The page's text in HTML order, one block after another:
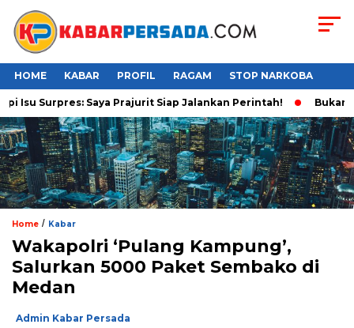
HOME KABAR PROFIL RAGAM STOP NARKOBA
Surpres: Saya Prajurit Siap Jalankan Perintah! Bukan
Home / Kabar
Wakapolri ‘Pulang Kampung’,
Salurkan 5000 Paket Sembako di
Medan
Admin Kabar Persada